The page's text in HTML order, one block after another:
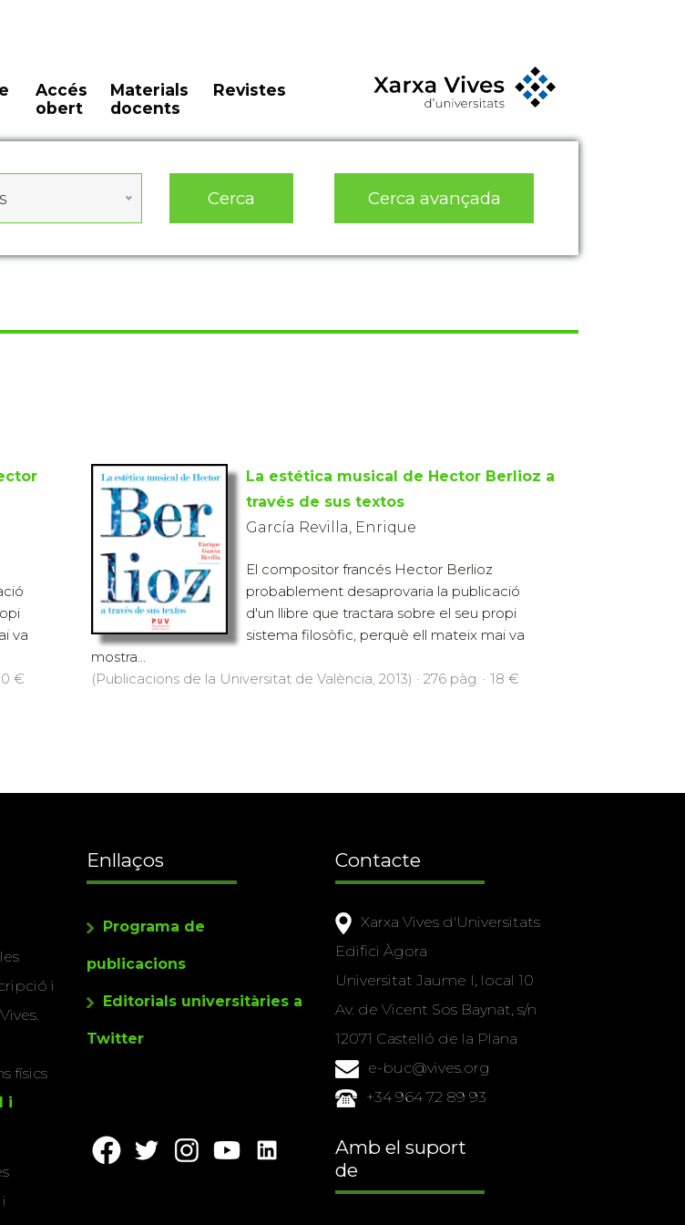
Accés
obert
Materials
docents
Revistes
Cerca Cerca avançada
va
€
La estética musical de Hector Berlioz a
través de sus textos
García Revilla, Enrique
El compositor francés Hector Berlioz
probablement desaprovaria la publicació
d'un llibre que tractara sobre el seu propi
sistema filosòfic, perquè ell mateix mai va
mostra...
(Publicacions de la Universitat de València, 2013) · 276 pàg. · 18 €
i
físics
i
Enllaços
Programa de
publicacions
Editorials universitàries a
Twitter
Contacte
Xarxa Vives d'Universitats
Edifici Àgora
Universitat Jaume I, local 10
Av. de Vicent Sos Baynat, s/n
12071 Castelló de la Plana
e-buc@vives.org
+34 964 72 89 93
Amb el suport
de